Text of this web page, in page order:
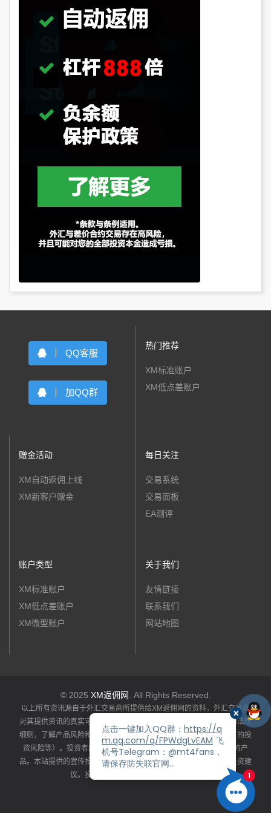
QQ客服
加QQ群
热门推荐
XM标准账户
XM低点差账户
赠金活动
XM自动返佣上线
XM新客户赠金
每日关注
交易系统
交易面板
EA测评
账户类型
XM标准账户
XM低点差账户
XM微型账户
关于我们
友情链接
联系我们
网站地图
© 2025 XM返佣网 . All Rights Reserved.
以上所有资讯源自于外汇交易商所提供给XM返佣网的资料，外汇交易商
对其提供资讯的真实可靠性和完整准确性负责。投资者应详阅产品的法律
细则，了解产品风险和收益特性（包括系统性风险和特定产品所特有的投
资风险等）。投资者应依据自身资产状况、风险承受能力选择适合的产
品。本站提供的宣传推广资讯仅供投资者参考，不构成任何推荐或投资建
议。投资者应谨慎理财、独立承担风险。